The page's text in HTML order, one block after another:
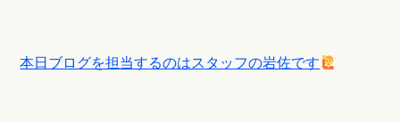
本日ブログを担当するのはスタッフの岩佐です